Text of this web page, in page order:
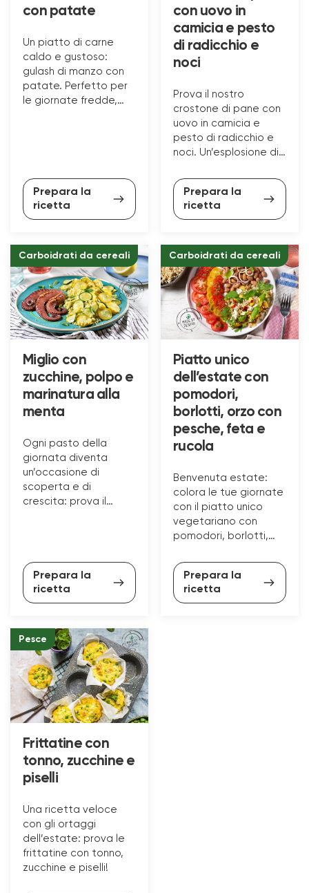
con patate
Un piatto di carne
caldo e gustoso:
gulash di manzo con
patate. Perfetto per
le giornate fredde,
Prepara la
ricetta
con uovo in
camicia e pesto
di radicchio e
noci
Prova il nostro
crostone di pane con
uovo in camicia e
pesto di radicchio e
noci. Un’esplosione di
croccantezza!
Prepara la
ricetta
Carboidrati da cereali
Miglio con
zucchine, polpo e
marinatura alla
menta
Ogni pasto della
giornata diventa
un’occasione di
scoperta e di
crescita: prova il
marinatura alla
menta!
Prepara la
ricetta
Carboidrati da cereali
Piatto unico
dell’estate con
pomodori,
borlotti, orzo con
pesche, feta e
rucola
Benvenuta estate:
colora le tue giornate
con il piatto unico
vegetariano con
pomodori, borlotti,
e rucola.
Prepara la
ricetta
Pesce
Frittatine con
tonno, zucchine e
piselli
Una ricetta veloce
con gli ortaggi
dell’estate: prova le
frittatine con tonno,
zucchine e piselli!